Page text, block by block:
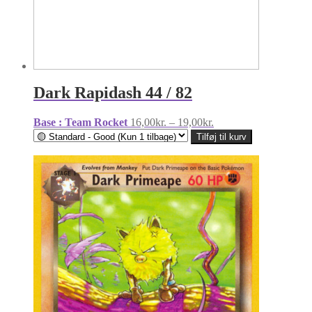
Dark Rapidash 44 / 82
Base : Team Rocket 16,00kr. – 19,00kr.
16,00kr.
til
19,00kr.
Tilføj til kurv